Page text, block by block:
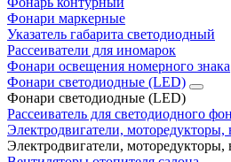
Фонари маркерные
Указатель габарита светодиодный
Рассеиватели для иномарок
Фонари освещения номерного знака
Фонари светодиодные (LED)
Фонари светодиодные (LED)
Рассеиватель для светодиодного
Электродвигатели, моторедукторы,
Электродвигатели, моторедукторы,